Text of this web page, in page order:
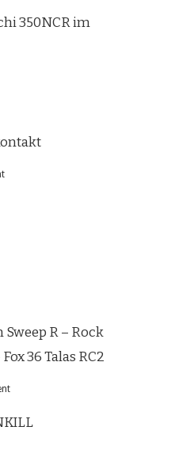
350NCR im
Sweep R – Rock
36 Talas RC2